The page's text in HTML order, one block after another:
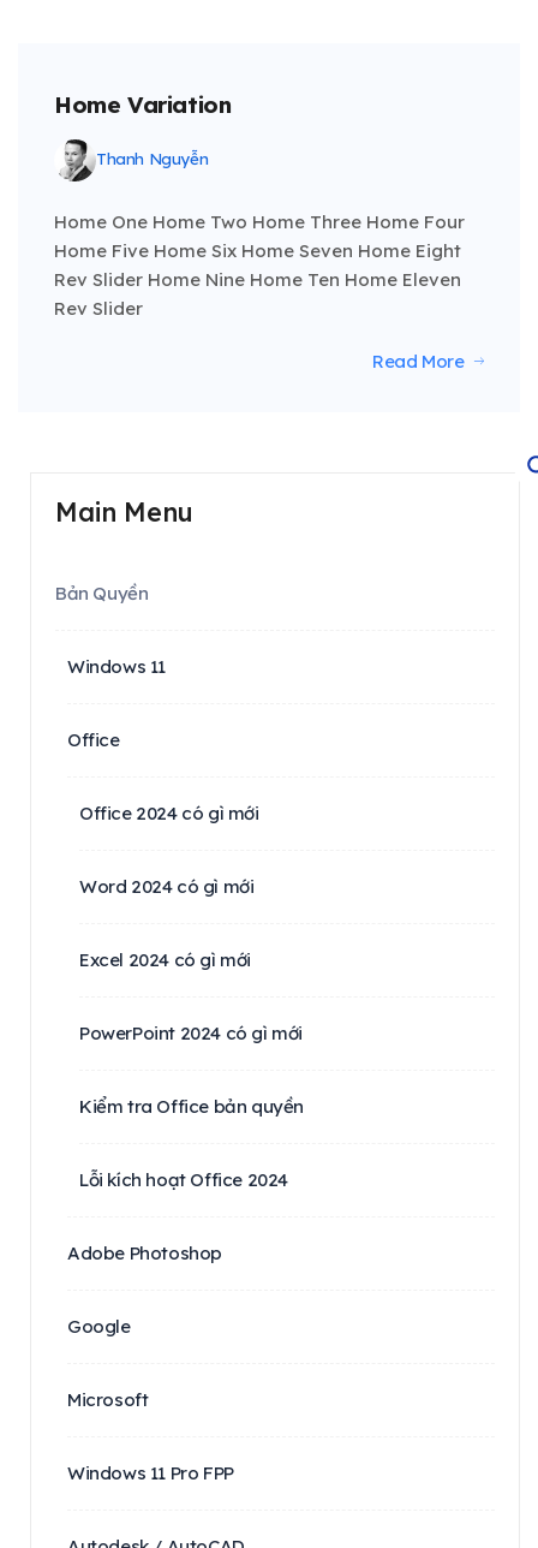
Home Variation
Thanh Nguyễn
Home One Home Two Home Three Home Four
Home Five Home Six Home Seven Home Eight
Rev Slider Home Nine Home Ten Home Eleven
Rev Slider
Read More
Main Menu
Bản Quyền
Windows 11
Office
Office 2024 có gì mới
Word 2024 có gì mới
Excel 2024 có gì mới
PowerPoint 2024 có gì mới
Kiểm tra Office bản quyền
Lỗi kích hoạt Office 2024
Adobe Photoshop
Google
Microsoft
Windows 11 Pro FPP